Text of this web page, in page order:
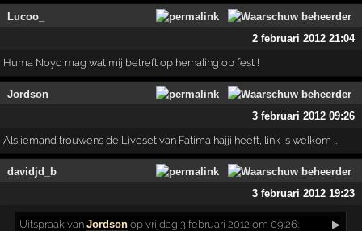
Lucoo_
2 februari 2012 21:04
Huma Noyd mag wat mij betreft op herhaling op fest !
Jordson
3 februari 2012 09:26
Als iemand trouwens de Liveset van Fatima hajji heeft, link is welkom ..
davidjd_b
3 februari 2012 19:23
Uitspraak vanJordson op vrijdag 3 februari 2012 om 09:26:
▶